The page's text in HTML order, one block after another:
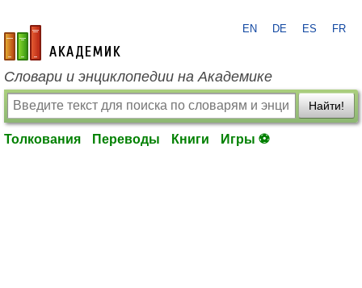
academic.ru
EN DE ES FR
Словари и энциклопедии на Академике
Найти!
Толкования Переводы Книги Игры ⚽